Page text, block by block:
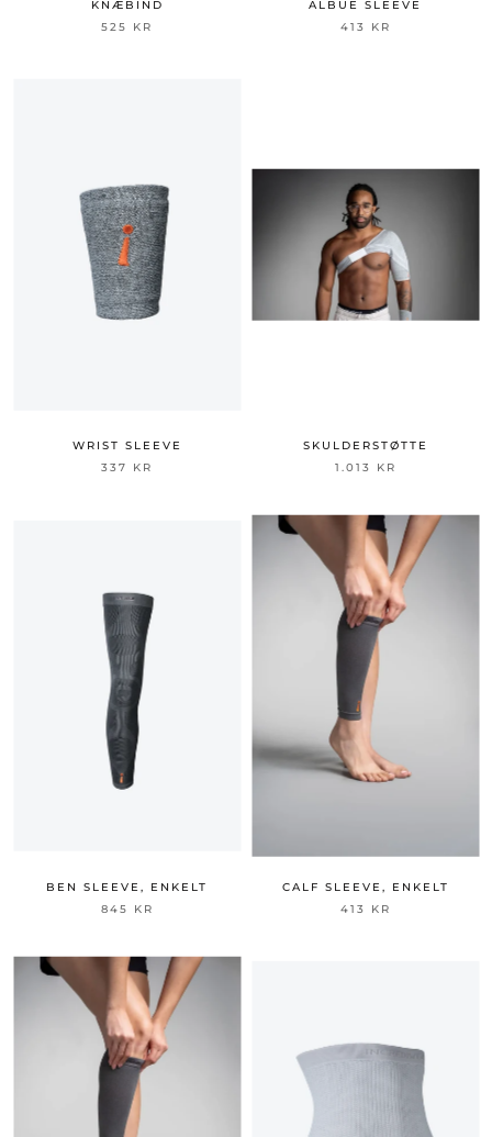
KNÆBIND
525 KR
ALBUE SLEEVE
413 KR
WRIST SLEEVE
337 KR
SKULDERSTØTTE
1.013 KR
BEN SLEEVE, ENKELT
845 KR
CALF SLEEVE, ENKELT
413 KR